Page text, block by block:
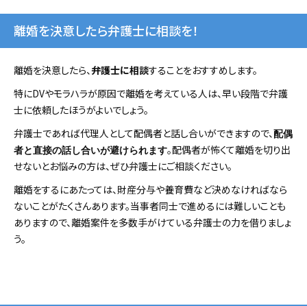
離婚を決意したら弁護士に相談を！
離婚を決意したら、弁護士に相談することをおすすめします。
特にDVやモラハラが原因で離婚を考えている人は、早い段階で弁護
士に依頼したほうがよいでしょう。
弁護士であれば代理人として配偶者と話し合いができますので、 配偶
者と直接の話し合いが避けられます。配偶者が怖くて離婚を切り出
せないとお悩みの方は、ぜひ弁護士にご相談ください。
離婚をするにあたっては、財産分与や養育費など決めなければなら
ないことがたくさんあります。当事者同士で進めるには難しいことも
ありますので、離婚案件を多数手がけている弁護士の力を借りましょ
う。